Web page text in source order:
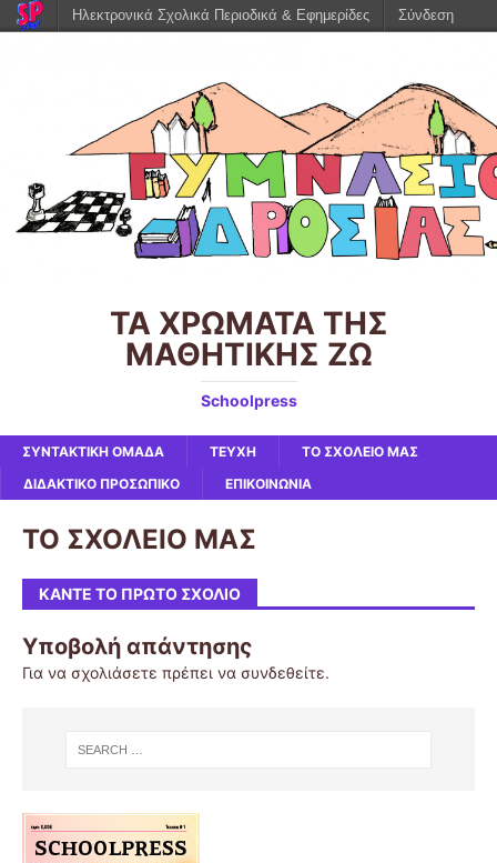
ΤΑ ΧΡΩΜΑΤΑ ΤΗΣ
ΜΑΘΗΤΙΚΗΣ ΖΩ
Schoolpress
ΣΥΝΤΑΚΤΙΚΗ ΟΜΑΔΑ ΤΕΥΧΗ
ΤΟ ΣΧΟΛΕΙΟ ΜΑΣ
ΔΙΔΑΚΤΙΚΟ ΠΡΟΣΩΠΙΚΟ
ΕΠΙΚΟΙΝΩΝΙΑ
ΤΟ ΣΧΟΛΕΙΟ ΜΑΣ
ΚΆΝΤΕ ΤΟ ΠΡΏΤΟ ΣΧΌΛΙΟ
Υποβολή απάντησης
Για να σχολιάσετε πρέπει να συνδεθείτε.
Ηλεκτρονικά Σχολικά Περιοδικά & Εφημερίδες Σύνδεση